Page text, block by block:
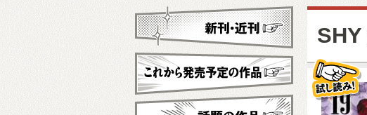
SHY
試し読み！
新刊・近刊
これから発売予定